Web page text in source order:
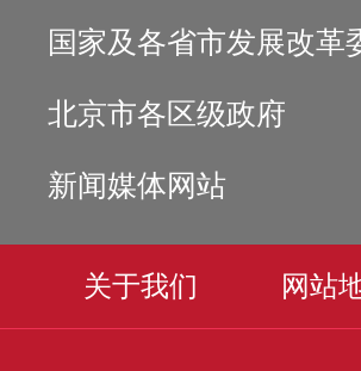
国家及各省市发展改革
北京市各区级政府
新闻媒体网站
关于我们 网站